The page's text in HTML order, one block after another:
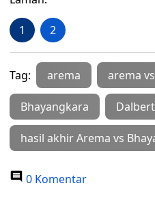
1 2
Tag: arema arema
Bhayangkara
hasil akhir Arema vs
0 Komentar